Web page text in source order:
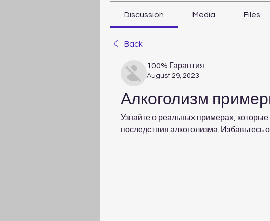
Discussion Media Files
Back
100% Гарантия
August 29, 2023
Алкоголизм
Узнайте о реальных примерах,
последствия алкоголизма. Избавьтесь